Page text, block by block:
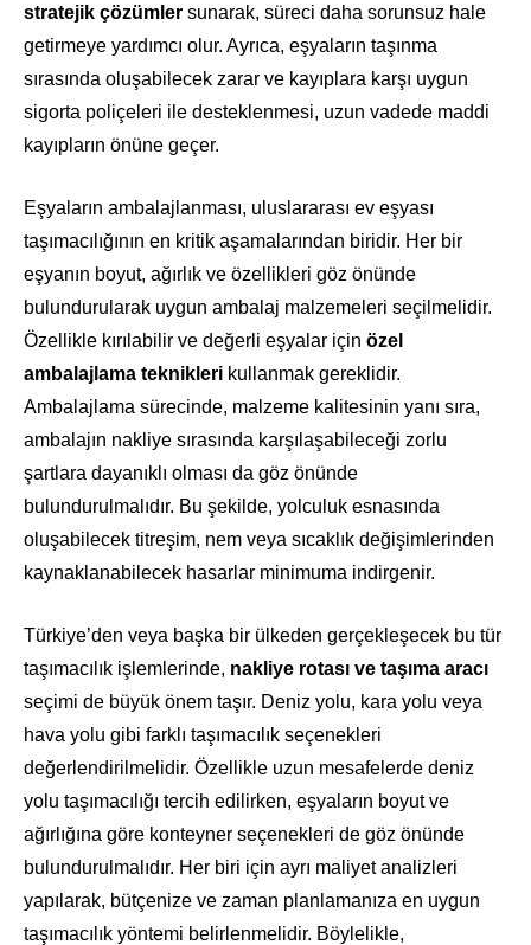
stratejik çözümler sunarak, süreci daha sorunsuz hale
getirmeye yardımcı olur. Ayrıca, eşyaların taşınma
sırasında oluşabilecek zarar ve kayıplara karşı uygun
sigorta poliçeleri ile desteklenmesi, uzun vadede maddi
kayıpların önüne geçer.
Eşyaların ambalajlanması, uluslararası ev eşyası
taşımacılığının en kritik aşamalarından biridir. Her bir
eşyanın boyut, ağırlık ve özellikleri göz önünde
bulundurularak uygun ambalaj malzemeleri seçilmelidir.
Özellikle kırılabilir ve değerli eşyalar için özel
ambalajlama teknikleri kullanmak gereklidir.
Ambalajlama sürecinde, malzeme kalitesinin yanı sıra,
ambalajın nakliye sırasında karşılaşabileceği zorlu
şartlara dayanıklı olması da göz önünde
bulundurulmalıdır. Bu şekilde, yolculuk esnasında
oluşabilecek titreşim, nem veya sıcaklık değişimlerinden
kaynaklanabilecek hasarlar minimuma indirgenir.
Türkiye’den veya başka bir ülkeden gerçekleşecek bu tür
taşımacılık işlemlerinde, nakliye rotası ve taşıma aracı
seçimi de büyük önem taşır. Deniz yolu, kara yolu veya
hava yolu gibi farklı taşımacılık seçenekleri
değerlendirilmelidir. Özellikle uzun mesafelerde deniz
yolu taşımacılığı tercih edilirken, eşyaların boyut ve
ağırlığına göre konteyner seçenekleri de göz önünde
bulundurulmalıdır. Her biri için ayrı maliyet analizleri
yapılarak, bütçenize ve zaman planlamanıza en uygun
taşımacılık yöntemi belirlenmelidir. Böylelikle,